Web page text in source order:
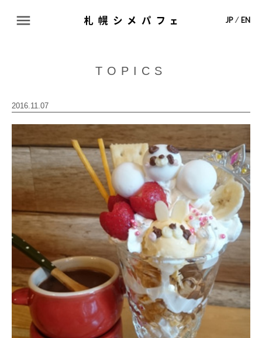
ABOUT
MAP
CONTACT
JP ⁄ EN
TOPICS
2016.11.07